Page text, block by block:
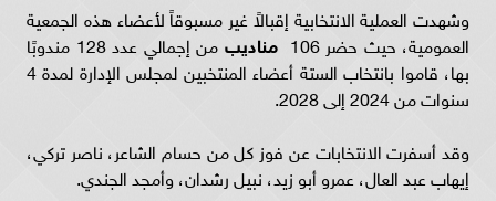
وشهدت العملية الانتخابية إقبالاً غير مسبوقاً لأعضاء هذه الجمعية
العمومية، حيث حضر 106
مناديب
من إجمالي عدد 128 مندوبًا
بها، قاموا بانتخاب الستة أعضاء المنتخبين لمجلس الإدارة لمدة 4
سنوات من 2024 إلى 2028.
وقد أسفرت الانتخابات عن فوز كل من حسام الشاعر، ناصر تركي،
إيهاب عبد العال، عمرو أبو زيد، نبيل رشدان، وأمجد الجندي.